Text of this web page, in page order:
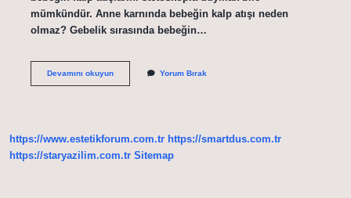
mümkündür. Anne karnında bebeğin kalp atışı neden
olmaz? Gebelik sırasında bebeğin…
Devamını okuyunBebeğin
Yorum Bırak
https://www.estetikforum.com.tr https://smartdus.com.tr
https://staryazilim.com.tr Sitemap